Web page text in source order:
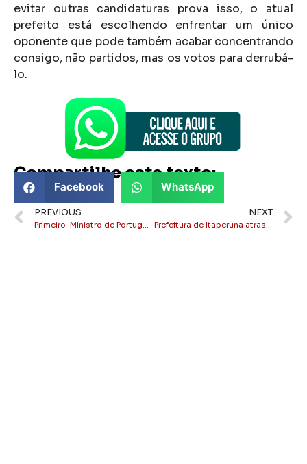
evitar outras candidaturas prova isso, o atual
prefeito está escolhendo enfrentar um único
oponente que pode também acabar concentrando
consigo, não partidos, mas os votos para derrubá-
lo.
Compartilhe este texto:
Facebook WhatsApp
PREVIOUS NEXT